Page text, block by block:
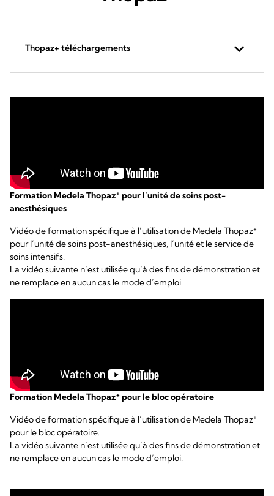
Thopaz+ téléchargements
Formation Medela Thopaz+ pour l’unité de soins post-
anesthésiques
Vidéo de formation spécifique à l’utilisation de Medela Thopaz+
pour l’unité de soins post-anesthésiques, l’unité et le service de
soins intensifs.
La vidéo suivante n’est utilisée qu’à des fins de démonstration et
ne remplace en aucun cas le mode d’emploi.
Formation Medela Thopaz+ pour le bloc opératoire
Vidéo de formation spécifique à l’utilisation de Medela Thopaz+
pour le bloc opératoire.
La vidéo suivante n’est utilisée qu’à des fins de démonstration et
ne remplace en aucun cas le mode d’emploi.